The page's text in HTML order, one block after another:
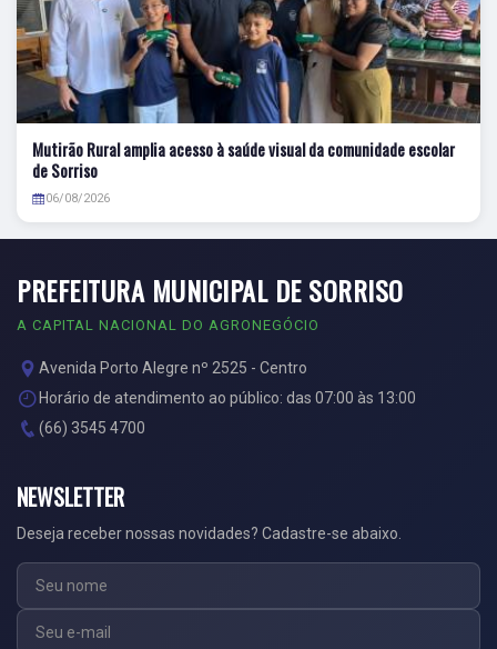
Mutirão Rural amplia acesso à saúde visual da comunidade escolar
de Sorriso
06/08/2026
PREFEITURA MUNICIPAL DE SORRISO
A CAPITAL NACIONAL DO AGRONEGÓCIO
Avenida Porto Alegre nº 2525 - Centro
Horário de atendimento ao público: das 07:00 às 13:00
(66) 3545 4700
NEWSLETTER
Deseja receber nossas novidades? Cadastre-se abaixo.